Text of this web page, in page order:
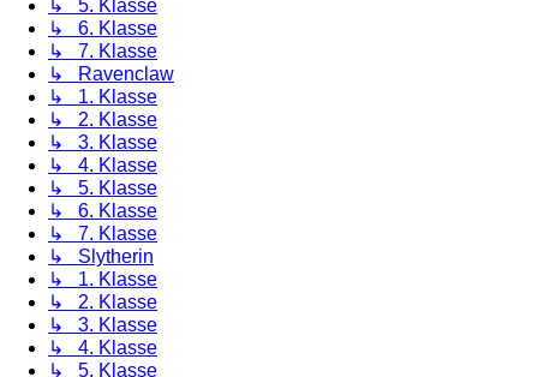
↳ 5. Klasse
↳ 6. Klasse
↳ 7. Klasse
↳ Ravenclaw
↳ 1. Klasse
↳ 2. Klasse
↳ 3. Klasse
↳ 4. Klasse
↳ 5. Klasse
↳ 6. Klasse
↳ 7. Klasse
↳ Slytherin
↳ 1. Klasse
↳ 2. Klasse
↳ 3. Klasse
↳ 4. Klasse
↳ 5. Klasse